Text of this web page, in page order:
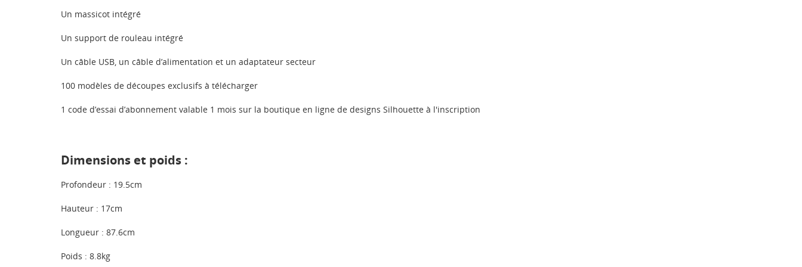
Un massicot intégré
Un support de rouleau intégré
Un câble USB, un câble d’alimentation et un adaptateur secteur
100 modèles de découpes exclusifs à télécharger
1 code d’essai d’abonnement valable 1 mois sur la boutique en ligne de designs Silhouette à l'inscription
Dimensions et poids :
Profondeur : 19.5cm
Hauteur : 17cm
Longueur : 87.6cm
Poids : 8.8kg